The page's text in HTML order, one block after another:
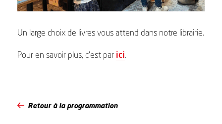
Un large choix de livres vous attend dans notre librairie.
Pour en savoir plus, c’est par ici.
Retour à la programmation